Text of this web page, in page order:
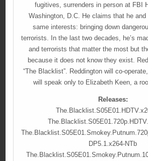
fugitives, surrenders in person at FBI
Washington, D.C. He claims that he
same interests: bringing down
terrorists. In the last two decades, he’s
and terrorists that matter the most but
because it does not know they exist.
“The Blacklist”. Reddington will co-
will speak only to Elizabeth Keen, a
Releases:
DP5.1.x264-NTb